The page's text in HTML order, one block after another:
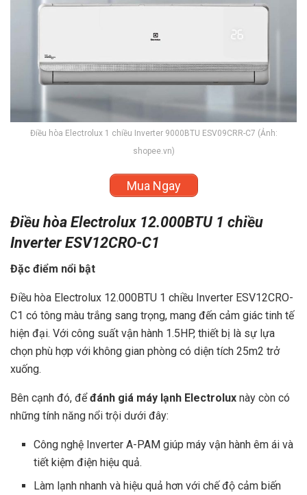
Điều hòa Electrolux 1 chiều Inverter 9000BTU ESV09CRR-C7 (Ảnh:
shopee.vn)
Mua Ngay
Điều hòa Electrolux 12.000BTU 1 chiều
Inverter ESV12CRO-C1
Đặc điểm nổi bật
Điều hòa Electrolux 12.000BTU 1 chiều Inverter ESV12CRO-
C1 có tông màu trắng sang trọng, mang đến cảm giác tinh tế
hiện đại. Với công suất vận hành 1.5HP, thiết bị là sự lựa
chọn phù hợp với không gian phòng có diện tích 25m2 trở
xuống.
Bên cạnh đó, đểđánh giá máy lạnh Electrolux này còn có
những tính năng nổi trội dưới đây:
Công nghệ Inverter A-PAM giúp máy vận hành êm ái và
tiết kiệm điện hiệu quả.
Làm lạnh nhanh và hiệu quả hơn với chế độ cảm biến